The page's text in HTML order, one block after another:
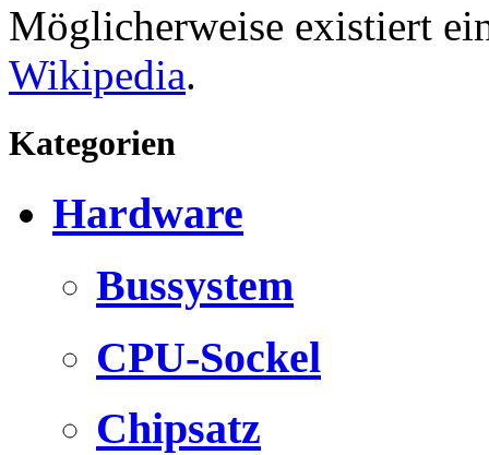
Möglicherweise existiert
Wikipedia.
Kategorien
Hardware
Bussystem
CPU-Sockel
Chipsatz